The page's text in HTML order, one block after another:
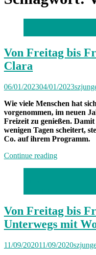
Von Freitag bis
Clara
06/01/202304/01/2023
Wie viele Menschen hat
vorgenommen, im neuen
Freizeit zu genießen.
wenigen Tagen scheitert,
Co. auf ihrem Programm.
Continue reading„Von
Clara“
Von Freitag bis
Unterwegs mit
11/09/202011/09/2020